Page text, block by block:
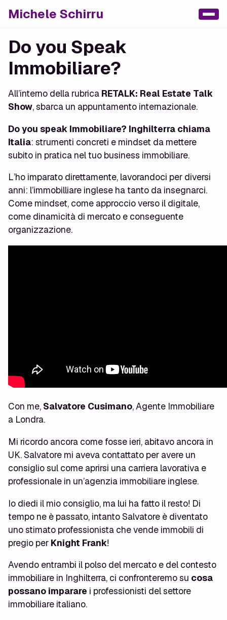
Michele Schirru
Do you Speak
Immobiliare?
All’interno della rubrica RETALK: Real Estate Talk
Show, sbarca un appuntamento internazionale.
Do you speak Immobiliare? Inghilterra chiama
Italia: strumenti concreti e mindset da mettere
subito in pratica nel tuo business immobiliare.
L’ho imparato direttamente, lavorandoci per diversi
anni: l’immobilliare inglese ha tanto da insegnarci.
Come mindset, come approccio verso il digitale,
come dinamicità di mercato e conseguente
organizzazione.
Con me, Salvatore Cusimano, Agente Immobiliare
a Londra.
Mi ricordo ancora come fosse ieri, abitavo ancora in
UK. Salvatore mi aveva contattato per avere un
consiglio sul come aprirsi una carriera lavorativa e
professionale in un’agenzia immobiliare inglese.
Io diedi il mio consiglio, ma lui ha fatto il resto! Di
tempo ne è passato, intanto Salvatore è diventato
uno stimato professionista che vende immobili di
pregio per Knight Frank!
Avendo entrambi il polso del mercato e del contesto
immobiliare in Inghilterra, ci confronteremo su cosa
possano imparare i professionisti del settore
immobiliare italiano.